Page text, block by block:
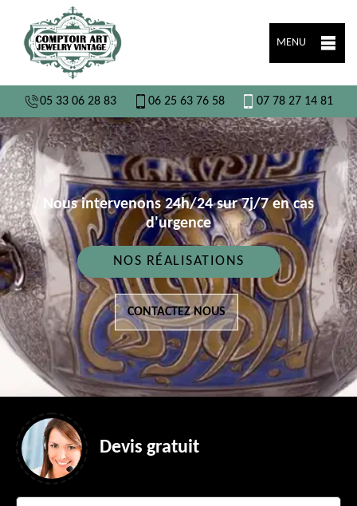
MENU
05 33 06 28 83 06 25 63 76 58 07 78 27 14 81
Nous intervenons 24h/24 sur 7j/7 en cas
d'urgence
NOS RÉALISATIONS
CONTACTEZ NOUS
Devis gratuit